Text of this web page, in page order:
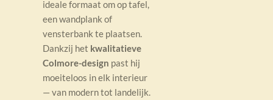
ideale formaat om op tafel,
een wandplank of
vensterbank te plaatsen.
Dankzij het kwalitatieve
Colmore-design past hij
moeiteloos in elk interieur
— van modern tot landelijk.